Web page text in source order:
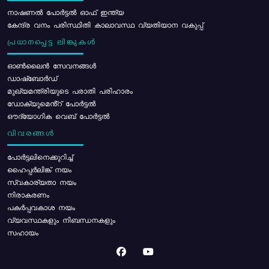
നാഷണൽ പോർട്ടൽ ഓഫ് ഇന്ത്യ
കേന്ദ്ര വനം പരിസ്ഥിതി കാലാവസ്ഥ വ്യതിയാന വകുപ്പ്
പ്രധാനപ്പെട്ട ലിങ്കുകൾ
ഓൺലൈൻ സേവനങ്ങൾ
ഡാഷ്ബോർഡ്
മുഖ്യമന്ത്രിയുടെ പരാതി പരിഹാരം
ഡോക്യുമെൻ്റ് പോർട്ടൽ
ഔദ്യോഗിക വെബ് പോർട്ടൽ
വിവരങ്ങൾ
പോര്‍ട്ടലിനെക്കുറിച്ച്
ഹൈപ്പർലിങ്ക് നയം
സ്വകാര്യതാ നയം
നിരാകരണം
പകർപ്പവകാശ നയം
വ്യവസ്ഥകളും നിബന്ധനകളും
സഹായം